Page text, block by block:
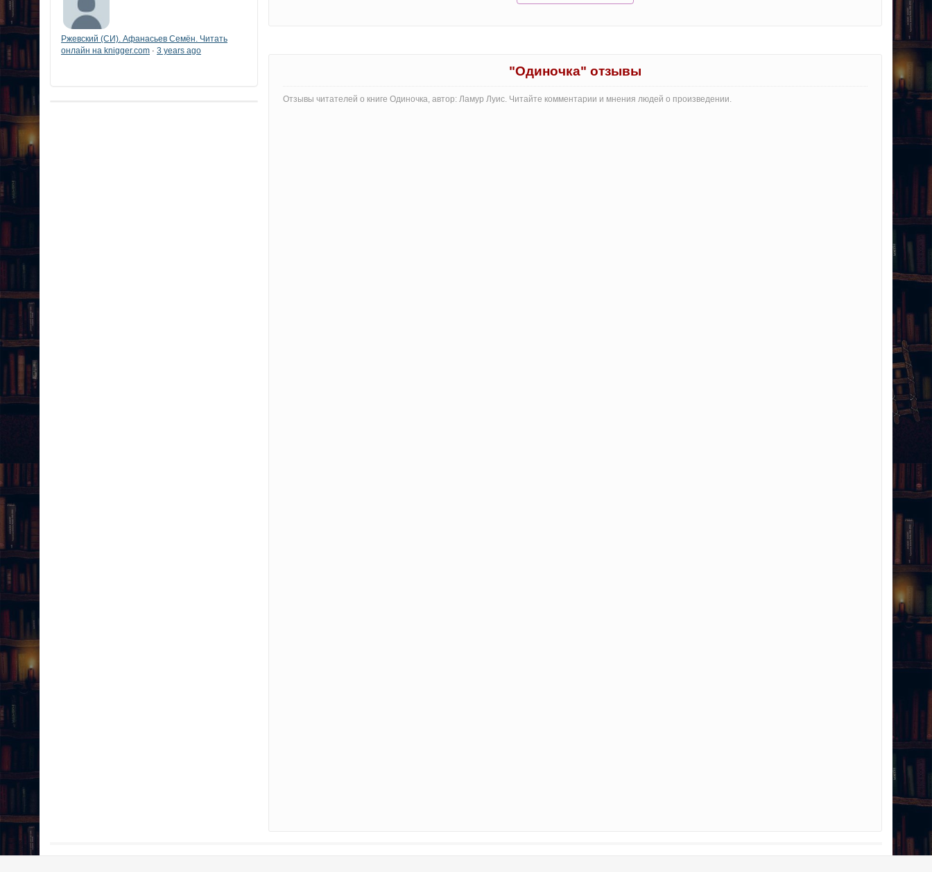
Ржевский (СИ). Афанасьев Семён. Читать
онлайн на knigger.com · 3 years ago
"Одиночка" отзывы
Отзывы читателей о книге Одиночка, автор: Ламур Луис. Читайте комментарии и мнения людей о произведении.